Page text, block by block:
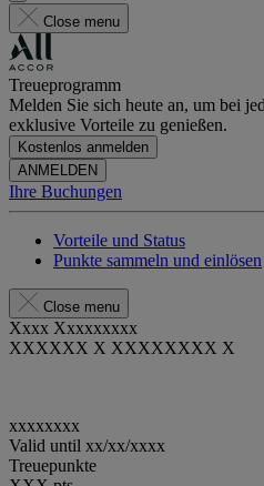
Close menu
Treueprogramm
Melden Sie sich heute an, um bei
exklusive Vorteile zu genießen.
Kostenlos anmelden
ANMELDEN
Ihre Buchungen
Vorteile und Status
Punkte sammeln und einlösen
Close menu
Xxxx Xxxxxxxxx
XXXXXX X XXXXXXXX X
xxxxxxxx
Valid until xx/xx/xxxx
Treuepunkte